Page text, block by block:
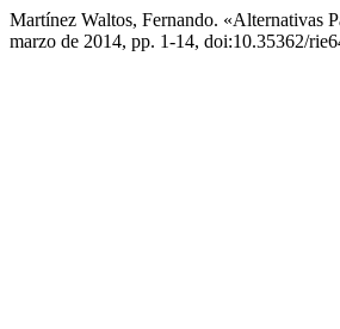
Martínez Waltos, Fernando. «Alternativas
marzo de 2014, pp. 1-14, doi:10.35362/